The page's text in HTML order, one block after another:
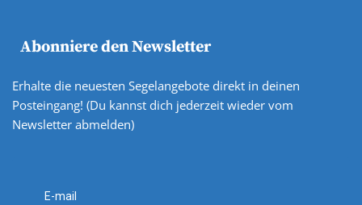
Abonniere den Newsletter
Erhalte die neuesten Segelangebote direkt in deinen
Posteingang! (Du kannst dich jederzeit wieder vom
Newsletter abmelden)